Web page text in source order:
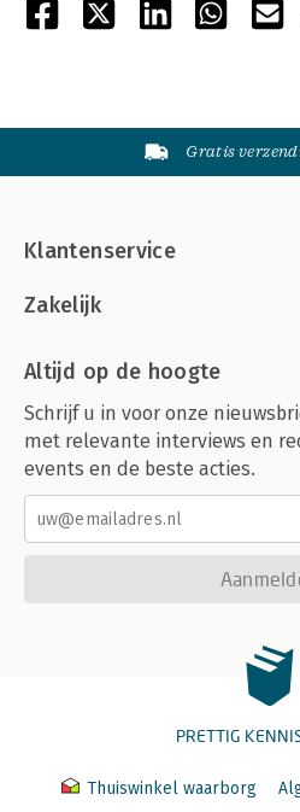
Gratis
Klantenservice
Zakelijk
Altijd op de hoogte
Schrijf u in voor onze
met relevante interviews en
events en de beste acties.
PRETTIG
Thuiswinkel waarborg